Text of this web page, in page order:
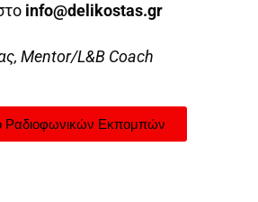
info@delikostas.gr
Mentor/L&B Coach
Ραδιοφωνικών Εκπομπών